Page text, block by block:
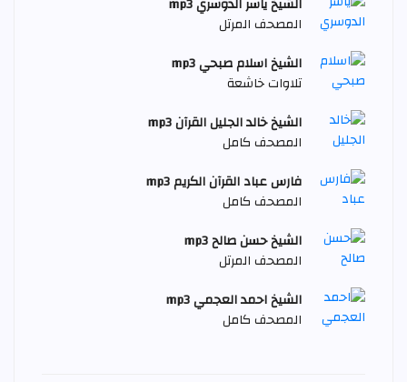
المصحف المرتل
الشيخ اسلام صبحي mp3
تلاوات خاشعة
الشيخ خالد الجليل القرآن mp3
المصحف كامل
فارس عباد القرآن الكريم mp3
المصحف كامل
الشيخ حسن صالح mp3
المصحف المرتل
الشيخ احمد العجمي mp3
المصحف كامل